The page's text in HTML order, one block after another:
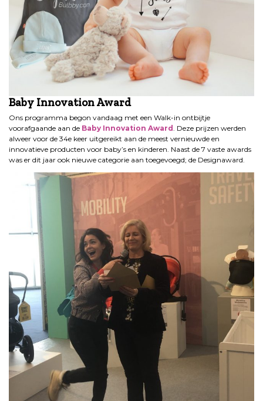
Baby Innovation Award
Ons programma begon vandaag met een Walk-in ontbijtje
voorafgaande aan de Baby Innovation Award . Deze prijzen werden
alweer voor de 34e keer uitgereikt aan de meest vernieuwde en
innovatieve producten voor baby’s en kinderen. Naast de 7 vaste awards
was er dit jaar ook nieuwe categorie aan toegevoegd; de Designaward.